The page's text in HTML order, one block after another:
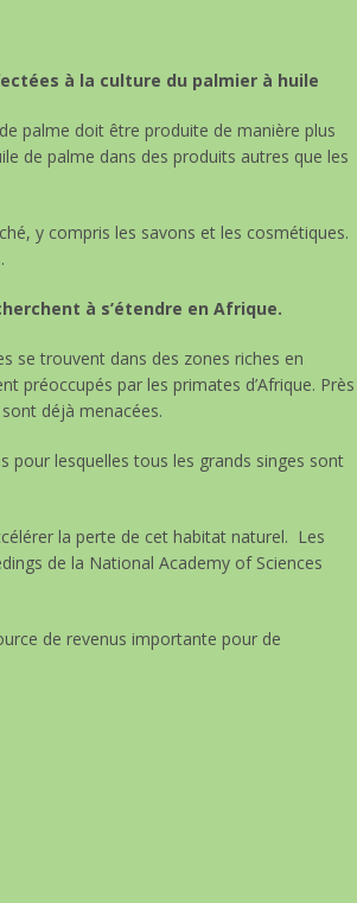
à la culture du palmier à huile
palme doit être produite de manière plus
de palme dans des produits autres que les
y compris les savons et les cosmétiques.
à s’étendre en Afrique.
se trouvent dans des zones riches en
préoccupés par les primates d’Afrique. Près
déjà menacées.
pour lesquelles tous les grands singes sont
la perte de cet habitat naturel. Les
de la National Academy of Sciences
de revenus importante pour de